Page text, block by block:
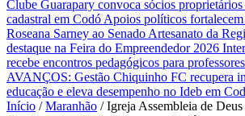
Clube Guarapary convoca sócios proprietários
cadastral em Codó Apoios políticos
Roseana Sarney ao Senado Artesanato da
destaque na Feira do Empreendedor 2026
recebe encontros pedagógicos para
AVANÇOS: Gestão Chiquinho FC recupera
educação e eleva desempenho no Ideb em
Início / Maranhão / Igreja Assembleia de